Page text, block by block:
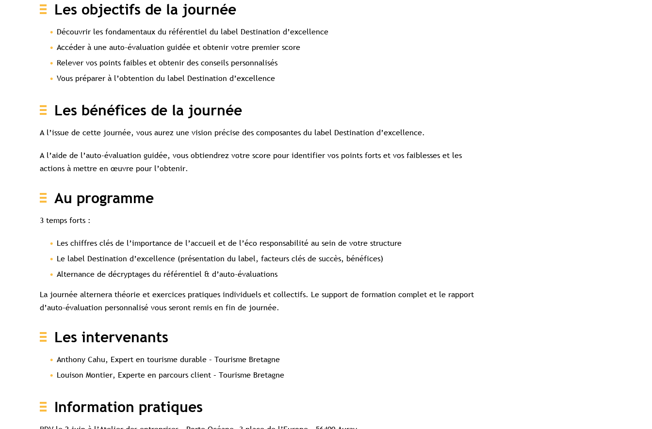
Les objectifs de la journée
Découvrir les fondamentaux du référentiel du label Destination d’excellence
Accéder à une auto-évaluation guidée et obtenir votre premier score
Relever vos points faibles et obtenir des conseils personnalisés
Vous préparer à l’obtention du label Destination d’excellence
Les bénéfices de la journée
A l’issue de cette journée, vous aurez une vision précise des composantes du label Destination d’excellence.
A l’aide de l’auto-évaluation guidée, vous obtiendrez votre score pour identifier vos points forts et vos faiblesses et les
actions à mettre en œuvre pour l’obtenir.
Au programme
3 temps forts :
Les chiffres clés de l’importance de l’accueil et de l’éco responsabilité au sein de votre structure
Le label Destination d’excellence (présentation du label, facteurs clés de succès, bénéfices)
Alternance de décryptages du référentiel & d’auto-évaluations
La journée alternera théorie et exercices pratiques individuels et collectifs. Le support de formation complet et le rapport
d’auto-évaluation personnalisé vous seront remis en fin de journée.
Les intervenants
Anthony Cahu, Expert en tourisme durable – Tourisme Bretagne
Louison Montier, Experte en parcours client – Tourisme Bretagne
Information pratiques